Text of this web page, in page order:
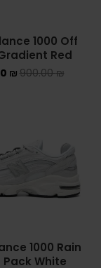
ADIDAS KIDS
JORDAN KIDS
YEEZY KIDS
FORCE 1 SHADOW
1000 Off
Red
900.00₪
₪
1000 Rain
Pack White